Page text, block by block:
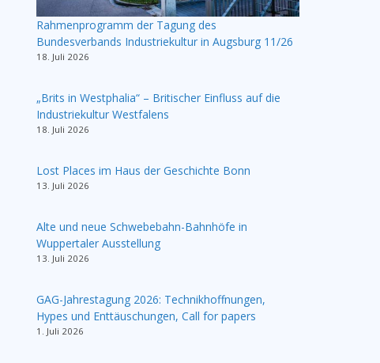
Rahmenprogramm der Tagung des
Bundesverbands Industriekultur in Augsburg 11/26
18. Juli 2026
„Brits in Westphalia“ – Britischer Einfluss auf die
Industriekultur Westfalens
18. Juli 2026
Lost Places im Haus der Geschichte Bonn
13. Juli 2026
Alte und neue Schwebebahn-Bahnhöfe in
Wuppertaler Ausstellung
13. Juli 2026
GAG-Jahrestagung 2026: Technikhoffnungen,
Hypes und Enttäuschungen, Call for papers
1. Juli 2026